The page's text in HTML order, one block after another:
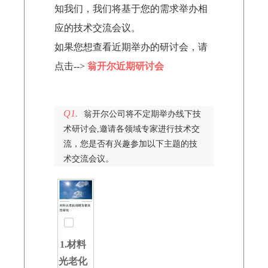
知我们，我们将基于您的需求举办相
应的技术交流会议。
如果您想查看近期举办的研讨会，请
点击-->翁开尔近期研讨会
Q1.
翁开尔公司将不定期举办线下技
术研讨会,邀请各领域专家进行技术交
流，您是否有兴趣参加以下主题的技
术交流会议。
1.材料
光老化